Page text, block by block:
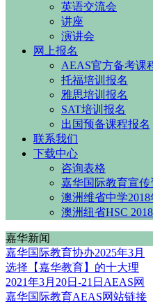
英语交流会
讲座
演讲会
网上报名
AEAS官方备考课
托福培训报名
雅思培训报名
SAT培训报名
出国预备课程报名
联系我们
下载中心
咨询表格
嘉华国际教育宣传
澳洲维省中学
澳洲纽省HSC
嘉华新闻
嘉华国际教育协办2025年3月
选择【嘉华教育】的十大理
2021年3月20日-21日AEAS网
嘉华国际教育AEAS网站链接